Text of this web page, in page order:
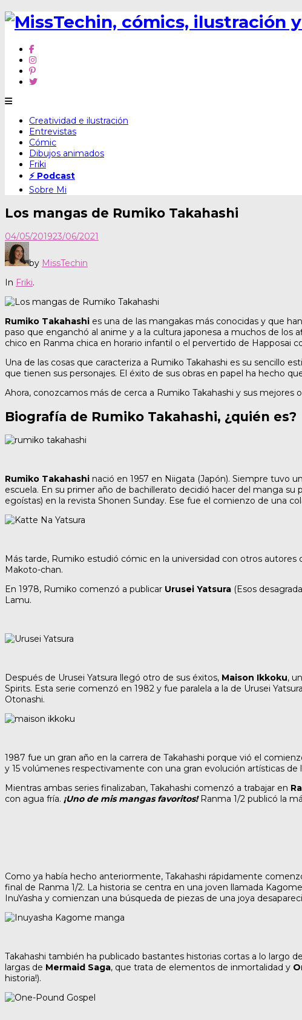
Skip
content
Creatividad e ilustración
Entrevistas
Cómic
Dibujos animados
Friki
⚡ Podcast
Sobre Mi
Los mangas de Rumiko Takahashi
04/05/201923/06/2021
by MissTechin
In Friki.
Rumiko Takahashi es una de las mangakas más conocidas y que
paso que enganchó al anime y a la cultura japonesa a muchos de los
chico en Ranma chica en horario infantil o el pervertido de Happosai
Una de las cosas que caracteriza a Rumiko Takahashi es su sencillo
que tienen sus personajes. El éxito de sus obras en papel ha hecho
Ahora, conozcamos más de cerca a Rumiko Takahashi y sus mejores
Biografía de Rumiko Takahashi, ¿quién es?
Rumiko Takahashi nació en 1957 en Niigata (Japón). Siempre tuvo
escuela. En su primer año de bachillerato decidió hacer del manga su
egoístas) en la revista Shonen Sunday. Ese fue el comienzo de una
Más tarde, Rumiko estudió cómic en la universidad con otros
Makoto-chan.
En 1978, Rumiko comenzó a publicar Urusei Yatsura (Esos
Lamu.
Después de Urusei Yatsura llegó otro de sus éxitos, Maison Ikkoku,
Spirits. Esta serie comenzó en 1982 y fue paralela a la de Urusei
Otonashi.
1987 fue un gran año en la carrera de Takahashi porque vió el
y 15 volúmenes respectivamente con una gran evolución artísticas de
Mientras ambas series finalizaban, Takahashi comenzó a trabajar en
con agua fría. ¡Uno de mis mangas favoritos! Ranma 1/2 publicó la
Como ya había hecho anteriormente, Takahashi rápidamente
final de Ranma 1/2. La historia se centra en una joven llamada
InuYasha y comienzan una búsqueda de piezas de una joya
Takahashi también ha publicado bastantes historias cortas a lo largo
largas de Mermaid Saga, que trata de elementos de inmortalidad y
historia!).